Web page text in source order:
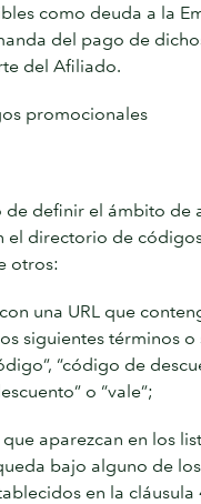
como deuda a la
del pago de
del Afiliado.
promocionales
de definir el ámbito de
el directorio de
otros:
una URL que
siguientes términos o
“código de
o “vale”;
aparezcan en los
bajo alguno de
en la cláusula